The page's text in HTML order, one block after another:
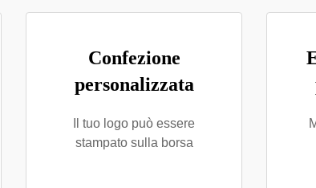
Confezione
personalizzata
Il tuo logo può essere
stampato sulla borsa